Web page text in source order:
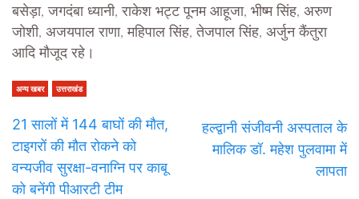
बसेड़ा, जगदंबा ध्यानी, राकेश भट्ट पूनम आहूजा, भीष्म सिंह, अरुण
जोशी, अजयपाल राणा, महिपाल सिंह, तेजपाल सिंह, अर्जुन कैंतुरा
आदि मौजूद रहे।
अन्य खबर उत्तराखंड
21 सालों में 144 बाघाें की मौत,
टाइगरों की मौत रोकने को
वन्यजीव सुरक्षा-वनाग्नि पर काबू
को बनेंगी पीआरटी टीम
हल्द्वानी संजीवनी अस्पताल के
मालिक डॉ. महेश पुलवामा में
लापता